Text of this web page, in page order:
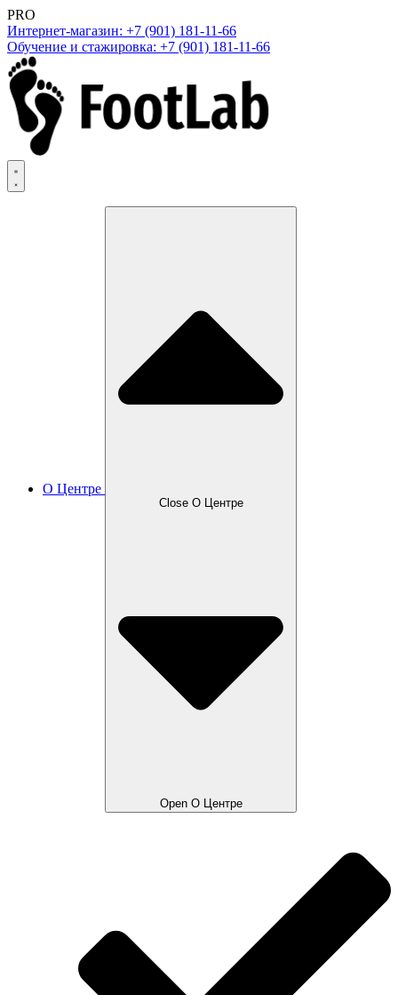
PRO
Интернет-магазин: +7 (901) 181-11-66
Обучение и стажировка: +7 (901) 181-11-66
О Центре
Close О Центре
Open О Центре